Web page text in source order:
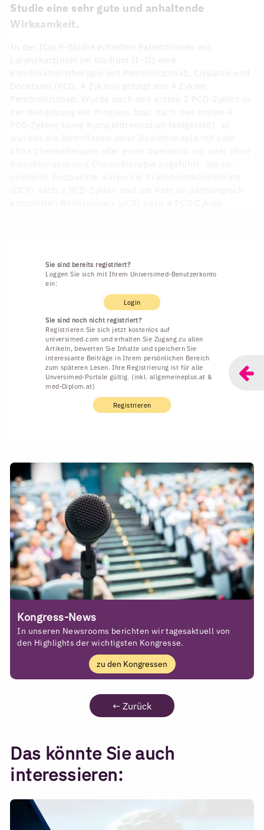
Studie eine sehr gute und anhaltende
Wirksamkeit.
In der ICoLP-Studie erhielten Patient:innen mit
Larynxkarzinom im Stadium II‒III eine
Kombinationstherapie mit Pembrolizumab, Cisplatin und
Sie sind bereits registriert?
Loggen Sie sich mit Ihrem Universimed-Benutzerkonto
ein:
Login
Sie sind noch nicht registriert?
Registrieren Sie sich jetzt kostenlos auf
universimed.com und erhalten Sie Zugang zu allen
Artikeln, bewerten Sie Inhalte und speichern Sie
interessante Beiträge in Ihrem persönlichen Bereich
zum späteren Lesen. Ihre Registrierung ist für alle
Unversimed-Portale gültig. (inkl. allgemeineplus.at &
med-Diplom.at)
Registrieren
Kongress-News
In unseren Newsrooms berichten wir tagesaktuell von
den Highlights der wichtigsten Kongresse.
zu den Kongressen
← Zurück
Das könnte Sie auch
interessieren: